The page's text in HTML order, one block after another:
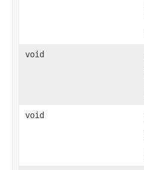
void
void